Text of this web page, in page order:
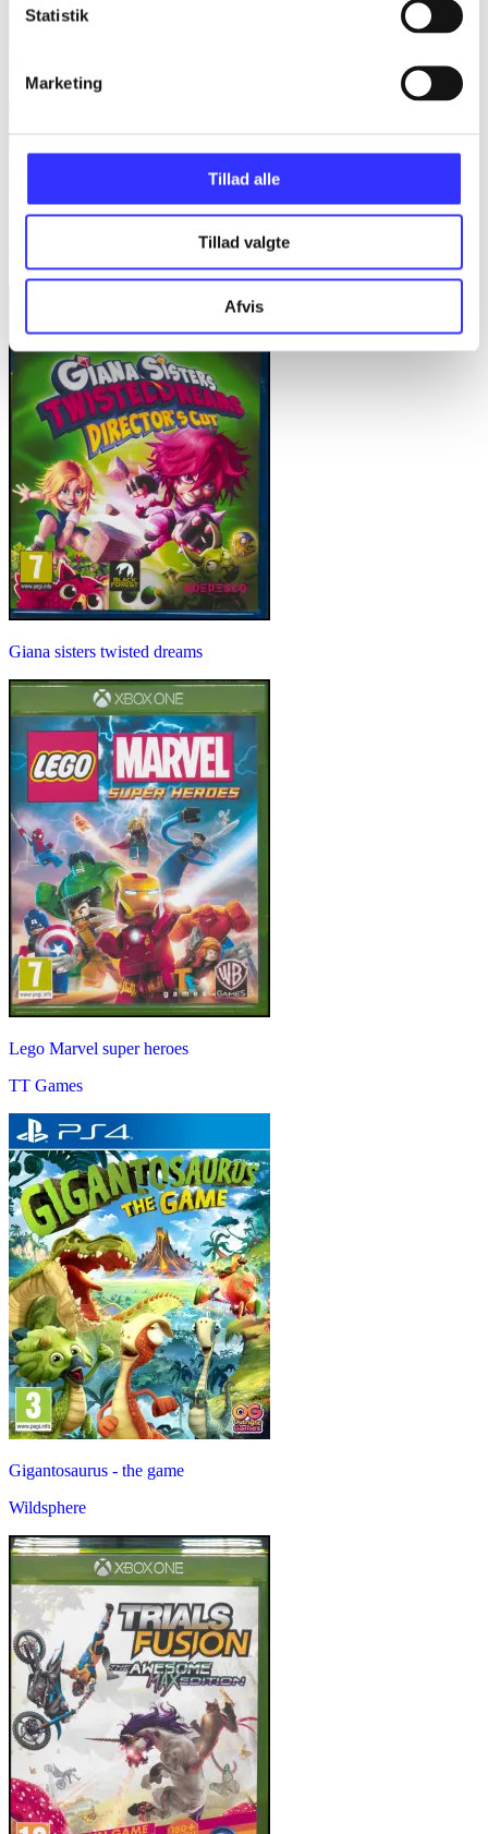
Statistik
Marketing
Tillad alle
Tillad valgte
Afvis
The survivalists
Giana sisters twisted dreams
Lego Marvel super heroes
TT Games
Gigantosaurus - the game
Wildsphere